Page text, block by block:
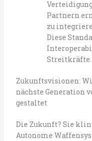
Partnern
zu
Diese
Streitkräfte.
Zukunftsvisionen:
nächste Generation
gestaltet
Die Zukunft? Sie
Autonome